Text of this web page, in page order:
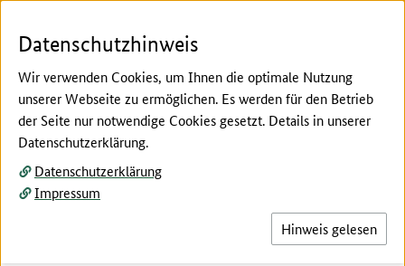
Hier beginnt der Hauptinhalt dieser Seite
Veranstaltungen auf
Leitbetrieben
Datenschutzhinweis
Wir verwenden Cookies, um Ihnen die optimale Nutzung
unserer Webseite zu ermöglichen. Es werden für den Betrieb
der Seite nur notwendige Cookies gesetzt. Details in unserer
Datenschutzerklärung.
Datenschutzerklärung
Impressum
Hinweis gelesen